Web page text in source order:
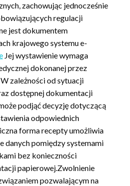
zachowując jednocześnie
regulacji
jest dokumentem
krajowego systemu e-
Jej wystawienie wymaga
dokonanej przez
zależności od sytuacji
dostępnej dokumentacji
podjąć decyzję dotyczącą
odpowiednich
forma recepty umożliwia
danych pomiędzy systemami
bez konieczności
papierowej.Zwolnienie
pozwalającym na